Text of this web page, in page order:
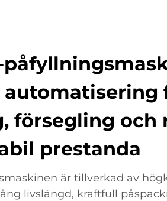
försegling och
prestanda
är tillverkad av
livslängd, kraftfull